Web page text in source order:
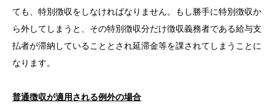
ても、特別徴収をしなければなりません。もし勝手に特別徴収か
ら外してしまうと、その特別徴収分だけ徴収義務者である給与支
払者が滞納していることとされ延滞金等を課されてしまうことに
なります。
普通徴収が適用される例外の場合